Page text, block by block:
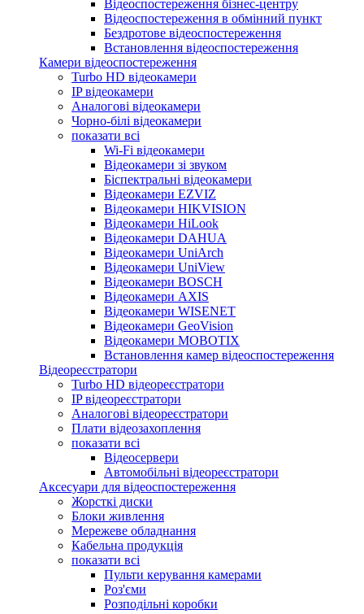
Відеоспостереження бізнес-центру
Відеоспостереження в обмінний пункт
Бездротове відеоспостереження
Встановлення відеоспостереження
Камери відеоспостереження
Turbo HD відеокамери
IP відеокамери
Аналогові відеокамери
Чорно-білі відеокамери
показати всі
Wi-Fi відеокамери
Відеокамери зі звуком
Біспектральні відеокамери
Відеокамери EZVIZ
Відеокамери HIKVISION
Відеокамери HiLook
Відеокамери DAHUA
Відеокамери UniArch
Відеокамери UniView
Відеокамери BOSCH
Відеокамери AXIS
Відеокамери WISENET
Відеокамери GeoVision
Відеокамери MOBOTIX
Встановлення камер відеоспостереження
Відеореєстратори
Turbo HD відеореєстратори
IP відеореєстратори
Аналогові відеореєстратори
Плати відеозахоплення
показати всі
Відеосервери
Автомобільні відеореєстратори
Аксесуари для відеоспостереження
Жорсткі диски
Блоки живлення
Мережеве обладнання
Кабельна продукція
показати всі
Пульти керування камерами
Роз'єми
Розподільні коробки